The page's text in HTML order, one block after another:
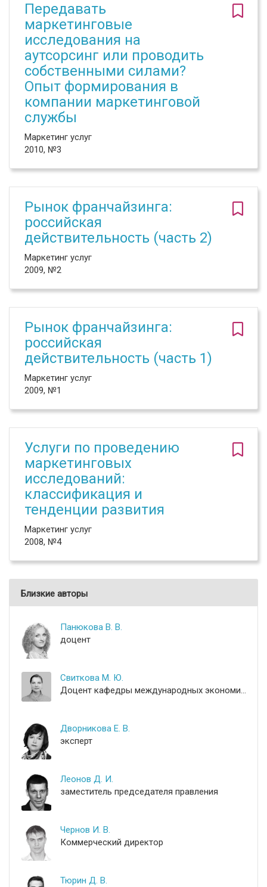
Передавать
маркетинговые
исследования на
аутсорсинг или проводить
собственными силами?
Опыт формирования в
компании маркетинговой
службы
Маркетинг услуг
2010, №3
Рынок франчайзинга:
российская
действительность (часть 2)
Маркетинг услуг
2009, №2
Рынок франчайзинга:
российская
действительность (часть 1)
Маркетинг услуг
2009, №1
Услуги по проведению
маркетинговых
исследований:
классификация и
тенденции развития
Маркетинг услуг
2008, №4
Близкие авторы
Панюкова В. В.
доцент
Свиткова М. Ю.
Доцент кафедры международных экономических отношений
Дворникова Е. В.
эксперт
Леонов Д. И.
заместитель председателя правления
Чернов И. В.
Коммерческий директор
Тюрин Д. В.